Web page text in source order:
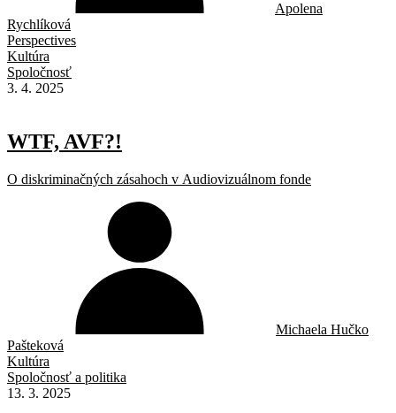
Apolena
Rychlíková
Perspectives
Kultúra
Spoločnosť
3. 4. 2025
WTF, AVF?!
O diskriminačných zásahoch v Audiovizuálnom fonde
Michaela Hučko
Pašteková
Kultúra
Spoločnosť a politika
13. 3. 2025